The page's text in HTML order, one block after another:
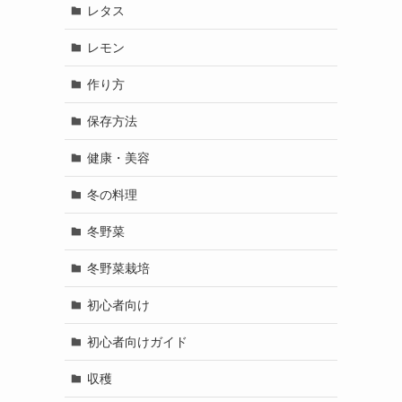
レタス
レモン
作り方
保存方法
健康・美容
冬の料理
冬野菜
冬野菜栽培
初心者向け
初心者向けガイド
収穫